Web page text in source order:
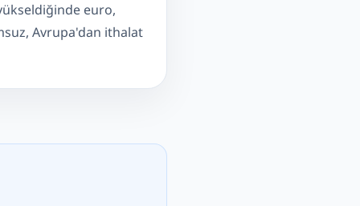
euro,
Avrupa'dan ithalat